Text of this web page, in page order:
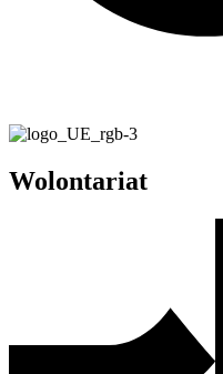
Wolontariat